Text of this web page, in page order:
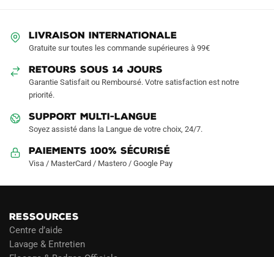
choisies
la
page
produit
LIVRAISON INTERNATIONALE
Gratuite sur toutes les commande supérieures à 99€
RETOURS SOUS 14 JOURS
Garantie Satisfait ou Remboursé. Votre satisfaction est notre
priorité.
SUPPORT MULTI-LANGUE
Soyez assisté dans la Langue de votre choix, 24/7.
Paiements 100% Sécurisé
Visa / MasterCard / Mastero / Google Pay
RESSOURCES
Centre d’aide
Lavage & Entretien